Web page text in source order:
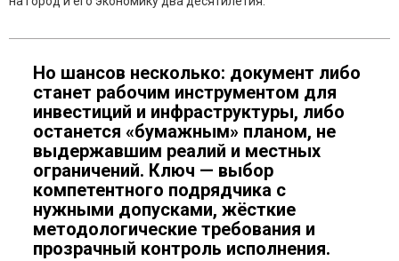
Но шансов несколько: документ либо
станет рабочим инструментом для
инвестиций и инфраструктуры, либо
останется «бумажным» планом, не
выдержавшим реалий и местных
ограничений. Ключ — выбор
компетентного подрядчика с
нужными допусками, жёсткие
методологические требования и
прозрачный контроль исполнения.